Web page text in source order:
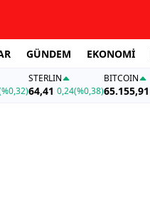
GÜNDEM EKONOMİ
STERLIN
64,41 0,24(%0,38)
BITCOIN
65.155,91